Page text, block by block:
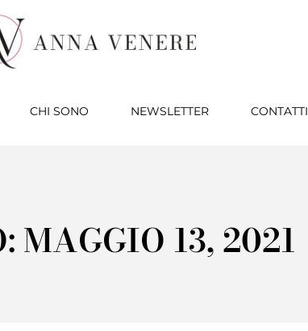
CHI SONO NEWSLETTER CONTATTI
MAGGIO 13, 2021